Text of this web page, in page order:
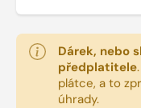
Dárek, nebo
předplatitele.
plátce, a to
úhrady.